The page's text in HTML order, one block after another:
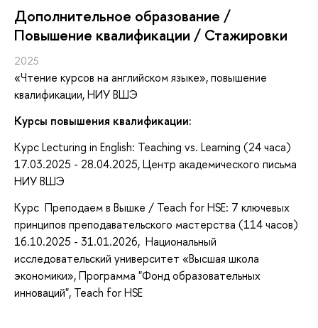
Дополнительное образование /
Повышение квалификации / Стажировки
2025
«Чтение курсов на английском языке», повышение
квалификации, НИУ ВШЭ
Курсы повышения квалификации:
Курс Lecturing in English: Teaching vs. Learning (24 часа)
17.03.2025 - 28.04.2025, Центр академического письма
НИУ ВШЭ
Курс Преподаем в Вышке / Teach for HSE: 7 ключевых
принципов преподавательского мастерства (114 часов)
16.10.2025 - 31.01.2026, Национальный
исследовательский университет «Высшая школа
экономики», Программа "Фонд образовательных
инноваций", Teach for HSE